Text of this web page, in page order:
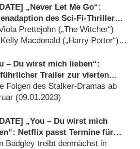
„Never Let Me Go“:
des Sci-Fi-Thrillers
was wir geben mussten“
Prettejohn („The Witcher“)
Macdonald („Harry Potter“)
– Du wirst mich lieben“:
Trailer zur vierten
Folgen des Stalker-Dramas ab
(09.01.2023)
„You – Du wirst mich
Netflix passt Termine für
Staffel an
Badgley treibt demnächst in